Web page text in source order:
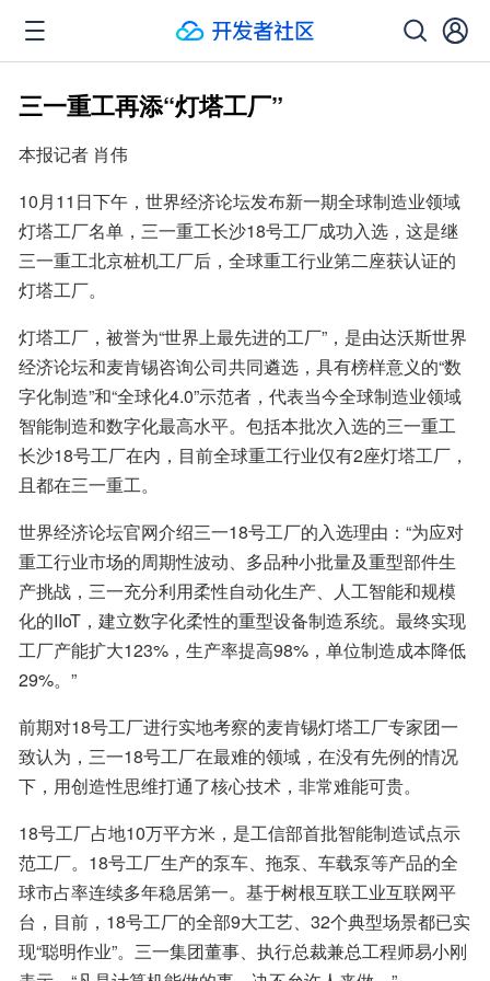
三一重工再添“灯塔工厂”
本报记者 肖伟
10月11日下午，世界经济论坛发布新一期全球制造业领域
灯塔工厂名单，三一重工长沙18号工厂成功入选，这是继
三一重工北京桩机工厂后，全球重工行业第二座获认证的
灯塔工厂。
灯塔工厂，被誉为“世界上最先进的工厂”，是由达沃斯世界
经济论坛和麦肯锡咨询公司共同遴选，具有榜样意义的“数
字化制造”和“全球化4.0”示范者，代表当今全球制造业领域
智能制造和数字化最高水平。包括本批次入选的三一重工
长沙18号工厂在内，目前全球重工行业仅有2座灯塔工厂，
且都在三一重工。
世界经济论坛官网介绍三一18号工厂的入选理由：“为应对
重工行业市场的周期性波动、多品种小批量及重型部件生
产挑战，三一充分利用柔性自动化生产、人工智能和规模
化的IIoT，建立数字化柔性的重型设备制造系统。最终实现
工厂产能扩大123%，生产率提高98%，单位制造成本降低
29%。”
前期对18号工厂进行实地考察的麦肯锡灯塔工厂专家团一
致认为，三一18号工厂在最难的领域，在没有先例的情况
下，用创造性思维打通了核心技术，非常难能可贵。
18号工厂占地10万平方米，是工信部首批智能制造试点示
范工厂。18号工厂生产的泵车、拖泵、车载泵等产品的全
球市占率连续多年稳居第一。基于树根互联工业互联网平
台，目前，18号工厂的全部9大工艺、32个典型场景都已实
现“聪明作业”。三一集团董事、执行总裁兼总工程师易小刚